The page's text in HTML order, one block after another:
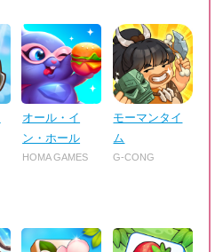
オール・イ
ン・ホール
HOMA GAMES
モーマンタイ
ム
G-CONG